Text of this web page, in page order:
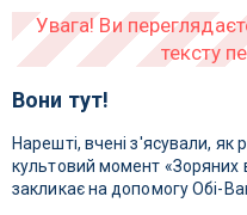
Вони тут!
Нарешті, вчені з'ясували, як
культовий момент «Зоряних
закликає на допомогу Обі-